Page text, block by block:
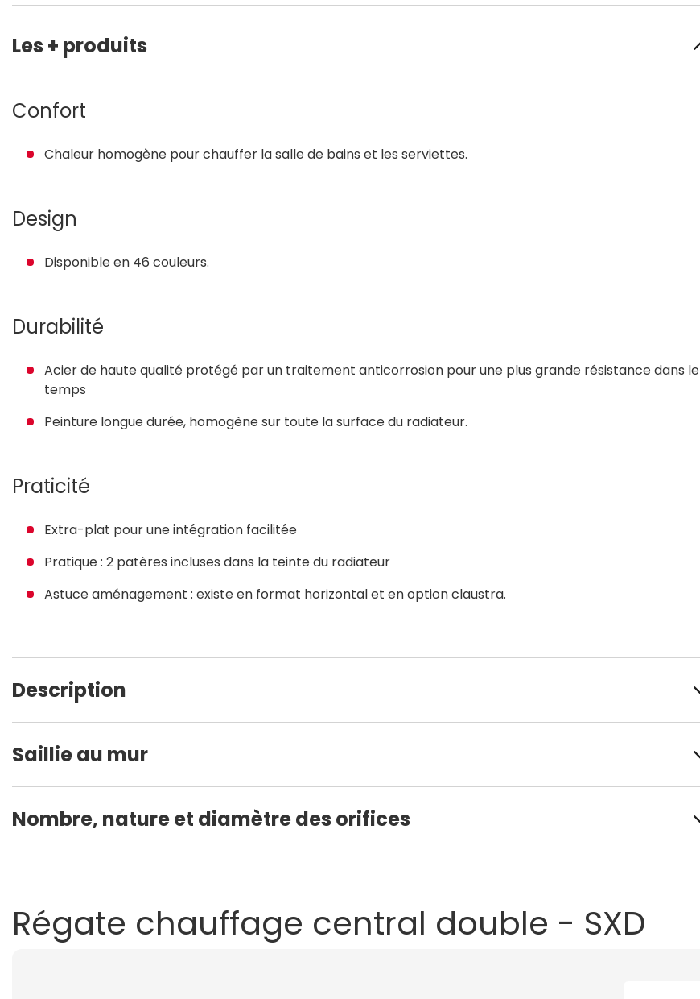
Les + produits
Confort
Chaleur homogène pour chauffer la salle de bains et les serviettes.
Design
Disponible en 46 couleurs.
Durabilité
Acier de haute qualité protégé par un traitement anticorrosion pour une plus grande résistance dans le
temps
Peinture longue durée, homogène sur toute la surface du radiateur.
Praticité
Extra-plat pour une intégration facilitée
Pratique : 2 patères incluses dans la teinte du radiateur
Astuce aménagement : existe en format horizontal et en option claustra.
Description
Saillie au mur
Nombre, nature et diamètre des orifices
Régate chauffage central double - SXD